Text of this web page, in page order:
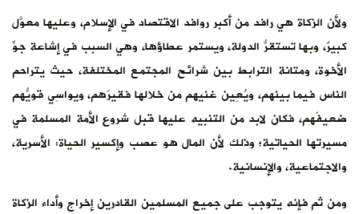
ولأن الزكاة هي رافد من أكبر روافد الاقتصاد في الإسلام، وعليها معوَّل
كبيرٌ، وبها تستقرُّ الدولة، ويستمر عطاؤها، وهي السبب في إشاعة جوِّ
الأخوة، ومتانة الترابط بين شرائح المجتمع المختلفة، حيث يتراحم
الناس فيما بينهم، ويُعِين غنيهم من خلالها فقيرَهم، ويواسِي قويُّهم
ضعيفَهم، فكان لابد من التنبيه عليها قبل شروع الأمة المسلمة في
مسيرتها الحياتية؛ وذلك لأن المال هو عصب وإكسير الحياة: الأسرية،
والاجتماعية، والإنسانية.
ومن ثم فإنه يتوجب على جميع المسلمين القادرين إخراج وأداء الزكاة